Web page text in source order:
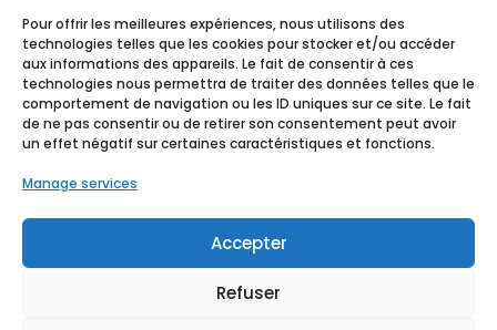
Pour offrir les meilleures expériences, nous utilisons des
technologies telles que les cookies pour stocker et/ou accéder
aux informations des appareils. Le fait de consentir à ces
technologies nous permettra de traiter des données telles que le
comportement de navigation ou les ID uniques sur ce site. Le fait
de ne pas consentir ou de retirer son consentement peut avoir
un effet négatif sur certaines caractéristiques et fonctions.
Manage services
Accepter
Refuser